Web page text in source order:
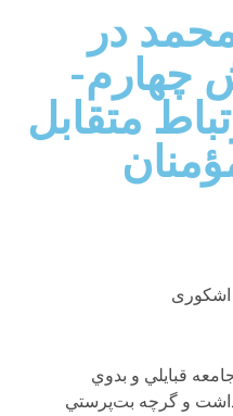
در
چهارم-
متقابل
قبايلي و بدوي
و گرچه بت‌پرستي